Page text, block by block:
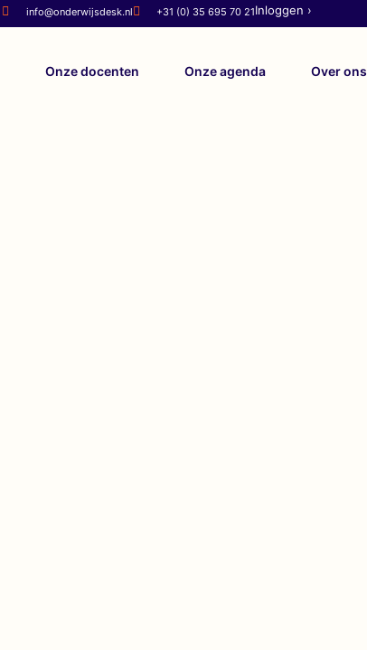
info@onderwijsdesk.nl +31 (0) 35 695 70 21Inloggen ›
Onze docenten Onze agenda Over ons